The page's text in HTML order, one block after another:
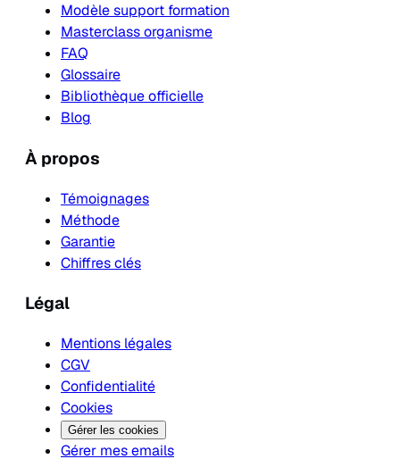
Modèle support formation
Masterclass organisme
FAQ
Glossaire
Bibliothèque officielle
Blog
À propos
Témoignages
Méthode
Garantie
Chiffres clés
Légal
Mentions légales
CGV
Confidentialité
Cookies
Gérer les cookies
Gérer mes emails